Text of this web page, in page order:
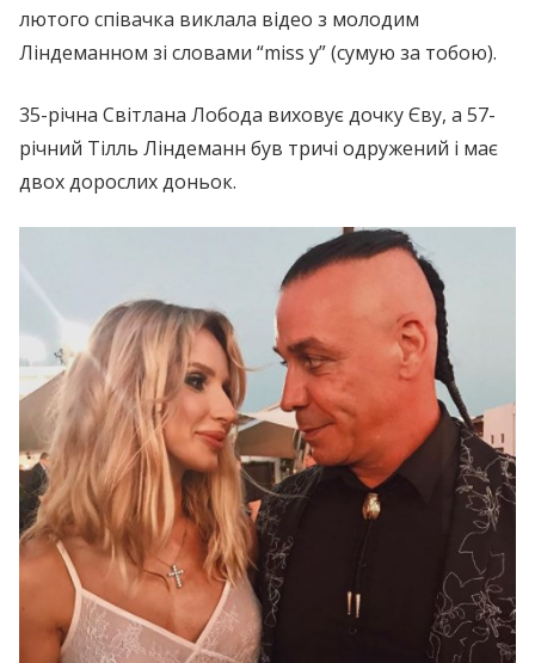
лютого співачка виклала відео з молодим
Ліндеманном зі словами “miss y” (сумую за тобою).
35-річна Світлана Лобода виховує дочку Єву, а 57-
річний Тілль Ліндеманн був тричі одружений і має
двох дорослих доньок.